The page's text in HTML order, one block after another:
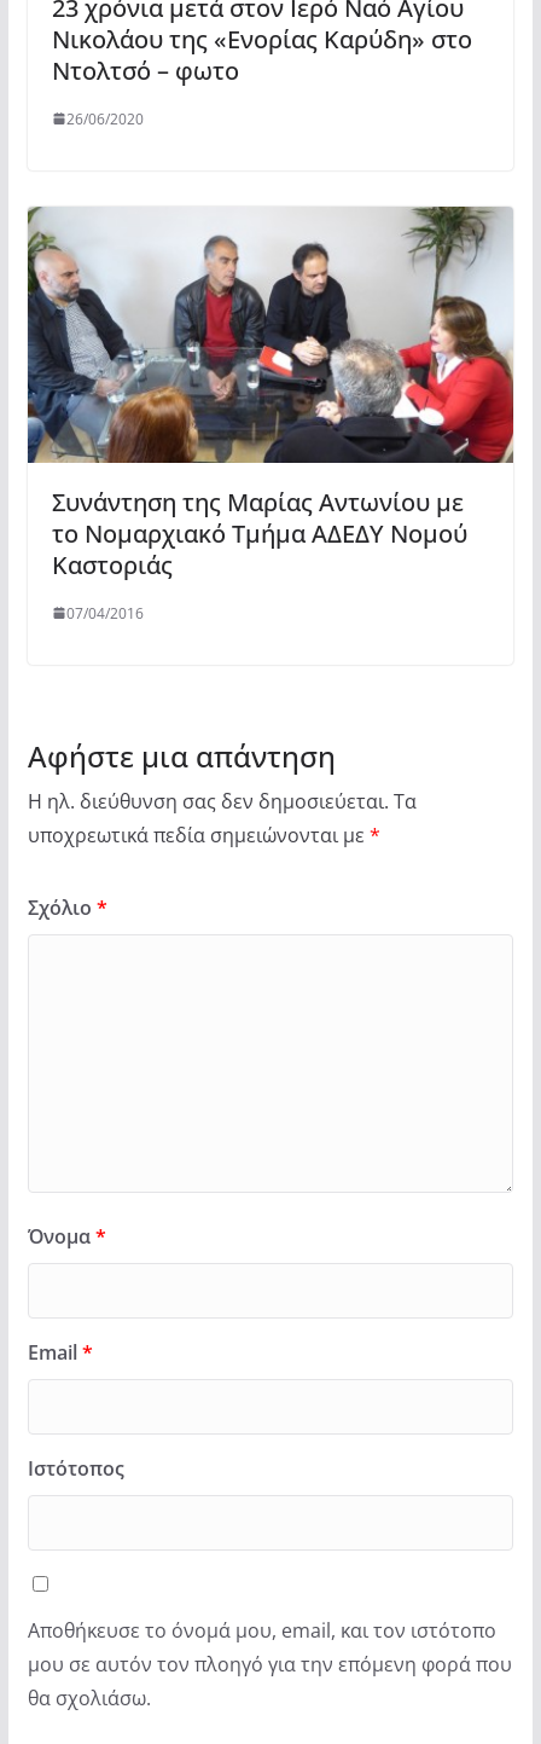
23 χρόνια μετά στον Ιερό Ναό Αγίου
Νικολάου της «Ενορίας Καρύδη» στο
Ντολτσό – φωτο
26/06/2020
Συνάντηση της Μαρίας Αντωνίου με
το Νομαρχιακό Τμήμα ΑΔΕΔΥ Νομού
Καστοριάς
07/04/2016
Αφήστε μια απάντηση
Η ηλ. διεύθυνση σας δεν δημοσιεύεται. Τα
υποχρεωτικά πεδία σημειώνονται με *
Σχόλιο *
Όνομα*
Email*
Ιστότοπος
Αποθήκευσε το όνομά μου, email, και τον ιστότοπο
μου σε αυτόν τον πλοηγό για την επόμενη φορά που
θα σχολιάσω.